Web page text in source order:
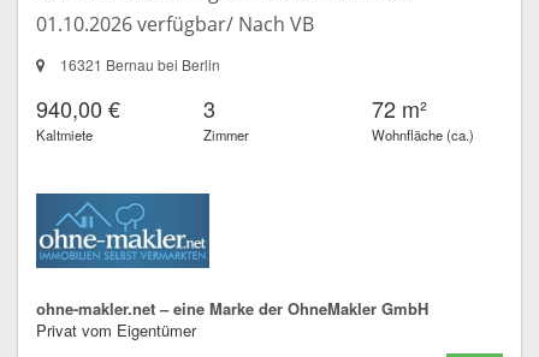
01.10.2026 verfügbar/ Nach VB
16321 Bernau bei Berlin
940,00 €
Kaltmiete
3
Zimmer
72 m²
Wohnfläche (ca.)
ohne-makler.net – eine Marke der OhneMakler GmbH
Privat vom Eigentümer